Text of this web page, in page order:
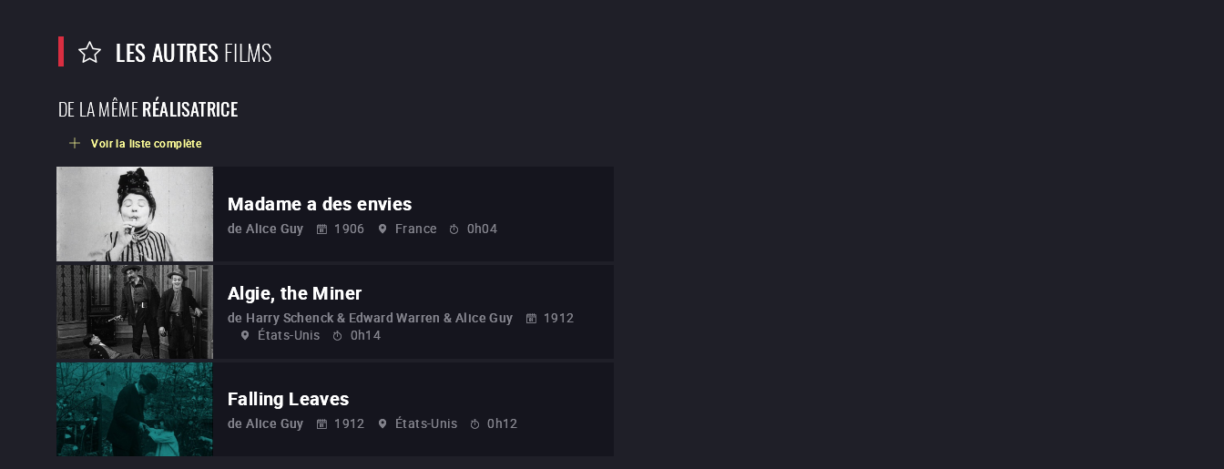
LES AUTRESFILMS
DE LA MÊMERÉALISATRICE
Voir la liste complète
Madame a des envies
de Alice Guy 1906 France 0h04
Algie, the Miner
de Harry Schenck & Edward Warren & Alice Guy
1912
États-Unis
0h14
Falling Leaves
de Alice Guy 1912 États-Unis 0h12